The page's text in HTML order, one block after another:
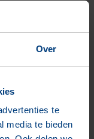
Over
te
media te bieden